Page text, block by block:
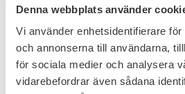
Denna webbplats använder
Vi använder enhetsidentifierare
och annonserna till användarna,
för sociala medier och analysera
vidarebefordrar även sådana
världsklass. Spyderco grundades
Glesser. Deras första produkt som
Angle Sharpmaker™ som
mest populära slipsystem. År 1981
första kniv som redan då hade